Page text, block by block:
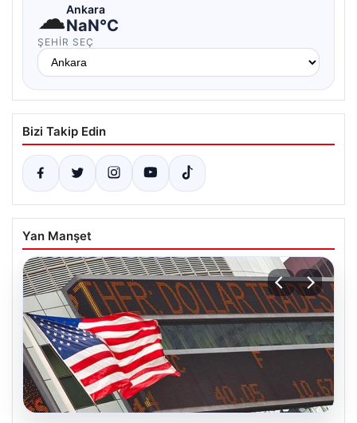
☁Ankara
NaN°C
ŞEHIR SEÇ
Bizi Takip Edin
Yan Manşet